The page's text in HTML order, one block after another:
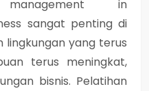
in
sangat penting di
lingkungan yang terus
terus meningkat,
bisnis. Pelatihan